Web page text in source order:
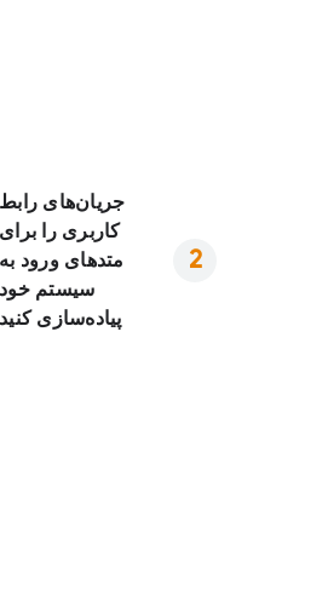
جریان‌های رابط
کاربری را برای
متدهای ورود به
سیستم خود
پیاده‌سازی کنید